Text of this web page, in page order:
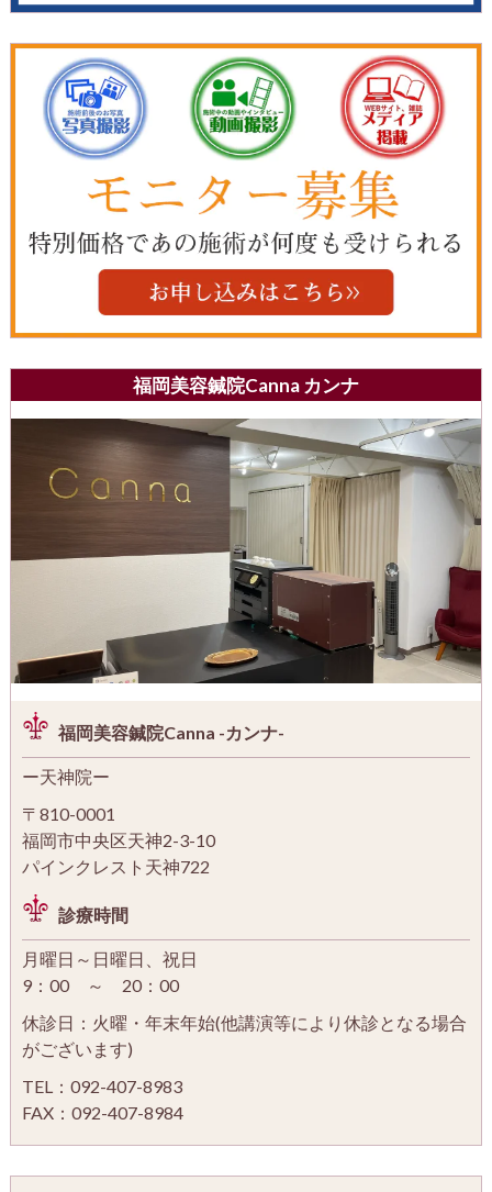
福岡美容鍼院Canna カンナ
福岡美容鍼院Canna -カンナ-
ー天神院ー
〒810-0001
福岡市中央区天神2-3-10
パインクレスト天神722
診療時間
月曜日～日曜日、祝日
9：00 ～ 20：00
休診日：火曜・年末年始(他講演等により休診となる場合
がございます)
TEL：092-407-8983
FAX：092-407-8984